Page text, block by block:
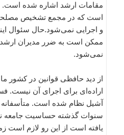
مقامات ارشد اشاره شده است.
است که در مجمع تشخیص
و اجرایی نمی‌شود.حال سئوال
ممکن است به ضرر مدیران ارشد
نمی‌شود.
از دید حافظی قوانین در کشور
اراده‌ای برای اجرای آن نیست.
آشیل نظام شده است. متأسفانه
سنوات گذشته حساسیت جامعه
یافته است از این رو لازم است